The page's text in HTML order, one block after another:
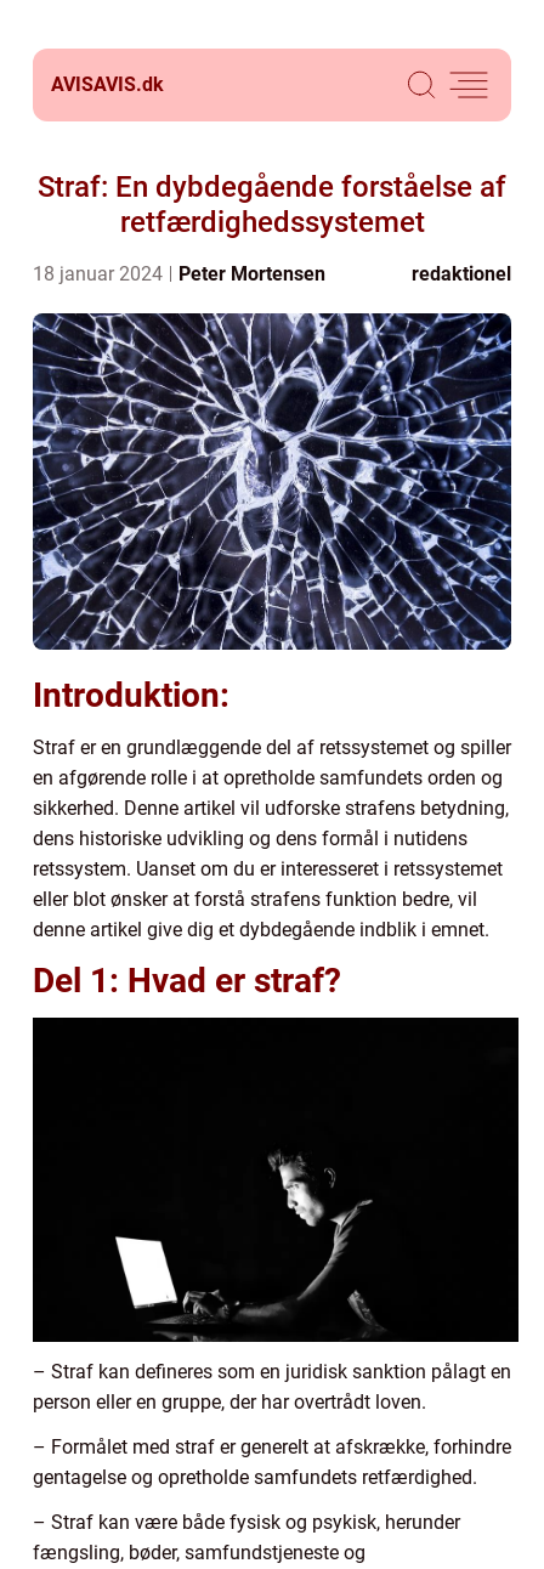
AVISAVIS.dk
Straf: En dybdegående forståelse af
retfærdighedssystemet
18 januar 2024 Peter Mortensen redaktionel
Introduktion:
Straf er en grundlæggende del af retssystemet og spiller
en afgørende rolle i at opretholde samfundets orden og
sikkerhed. Denne artikel vil udforske strafens betydning,
dens historiske udvikling og dens formål i nutidens
retssystem. Uanset om du er interesseret i retssystemet
eller blot ønsker at forstå strafens funktion bedre, vil
denne artikel give dig et dybdegående indblik i emnet.
Del 1: Hvad er straf?
– Straf kan defineres som en juridisk sanktion pålagt en
person eller en gruppe, der har overtrådt loven.
– Formålet med straf er generelt at afskrække, forhindre
gentagelse og opretholde samfundets retfærdighed.
– Straf kan være både fysisk og psykisk, herunder
fængsling, bøder, samfundstjeneste og